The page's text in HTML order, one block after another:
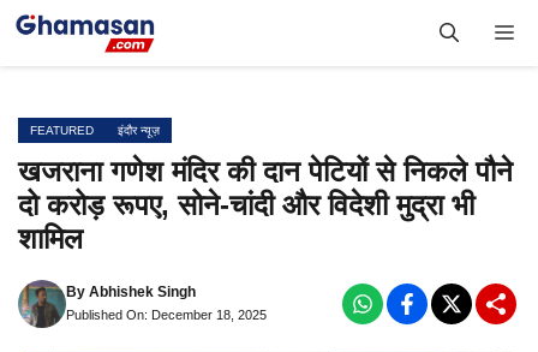
Skip
FEATURED इंदौर न्यूज़
खजराना गणेश मंदिर की दान पेटियों से निकले पौने
दो करोड़ रूपए, सोने-चांदी और विदेशी मुद्रा भी
शामिल
By Abhishek Singh
Published On: December 18, 2025